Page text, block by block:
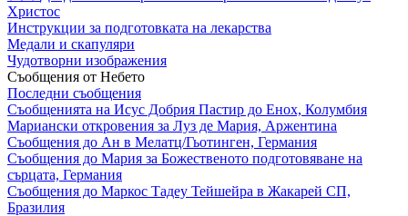
Христос
Инструкции за подготовката на лекарства
Медали и скапуляри
Чудотворни изображения
Съобщения от Небето
Последни съобщения
Съобщенията на Исус Добрия Пастир до Енох, Колумбия
Мариански откровения за Луз де Мария, Аржентина
Съобщения до Ан в Мелатц/Гьотинген, Германия
Съобщения до Мария за Божественото подготовяване на
сърцата, Германия
Съобщения до Маркос Тадеу Тейшейра в Жакарей СП,
Бразилия